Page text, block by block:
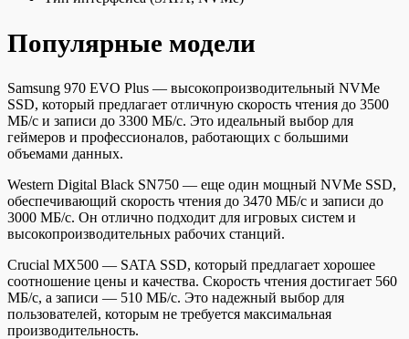
Популярные модели
Samsung 970 EVO Plus — высокопроизводительный NVMe
SSD, который предлагает отличную скорость чтения до 3500
МБ/с и записи до 3300 МБ/с. Это идеальный выбор для
геймеров и профессионалов, работающих с большими
объемами данных.
Western Digital Black SN750 — еще один мощный NVMe SSD,
обеспечивающий скорость чтения до 3470 МБ/с и записи до
3000 МБ/с. Он отлично подходит для игровых систем и
высокопроизводительных рабочих станций.
Crucial MX500 — SATA SSD, который предлагает хорошее
соотношение цены и качества. Скорость чтения достигает 560
МБ/с, а записи — 510 МБ/с. Это надежный выбор для
пользователей, которым не требуется максимальная
производительность.